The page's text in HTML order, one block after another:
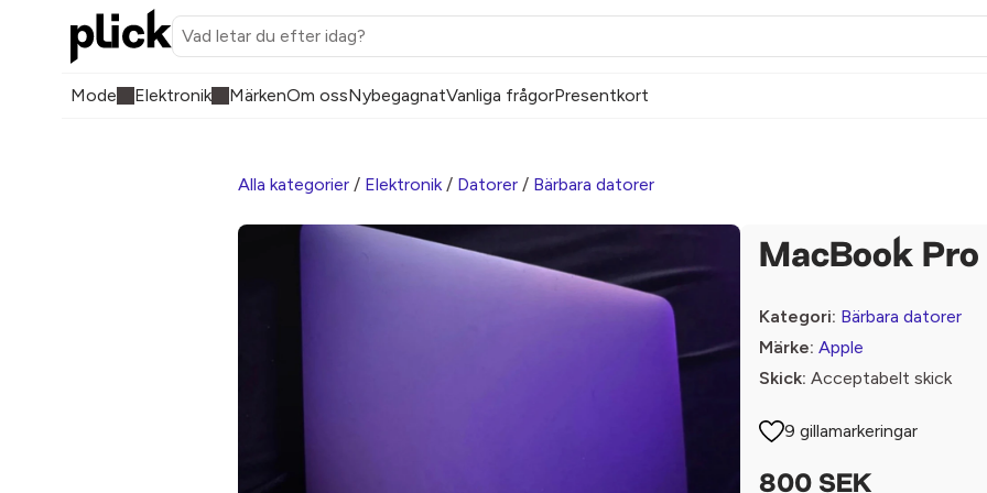
Mode Elektronik MärkenOm ossNybegagnatVanliga frågorPresentkort
Alla kategorier / Elektronik/ Datorer / Bärbara datorer
MacBook Pro
Kategori: Bärbara datorer
Märke: Apple
Skick: Acceptabelt skick
9 gillamarkeringar
800 SEK